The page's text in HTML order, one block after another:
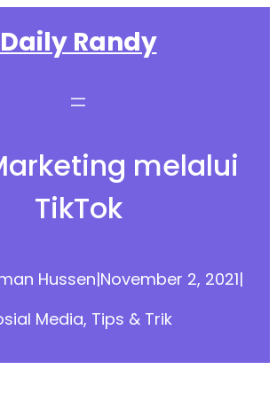
Daily Randy
melalui
TikTok
Hussen|November 2, 2021|
Media, Tips & Trik